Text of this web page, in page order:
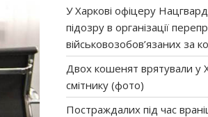
У Харкові офіцеру
підозру в організації
військовозобов’язаних за
Двох кошенят врятували у
смітнику (фото)
Постраждалих під час